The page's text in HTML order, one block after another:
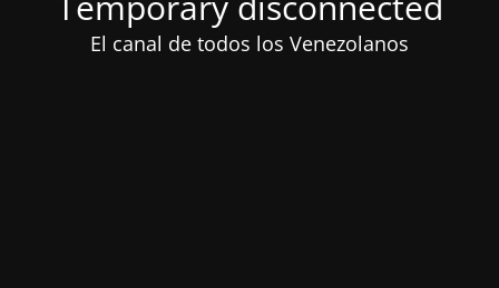
El canal de todos los Venezolanos